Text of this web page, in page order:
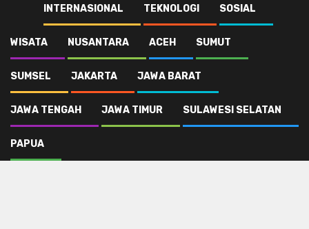
INTERNASIONAL TEKNOLOGI SOSIAL
WISATA NUSANTARA ACEH SUMUT
SUMSEL JAKARTA JAWA BARAT
JAWA TENGAH JAWA TIMUR SULAWESI SELATAN
PAPUA